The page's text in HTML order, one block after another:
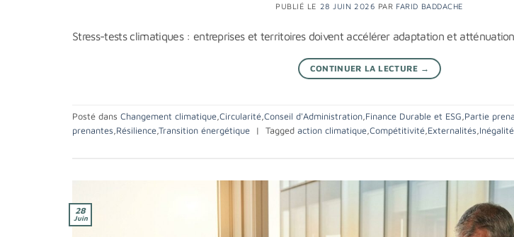
PUBLIÉ LE 28 JUIN 2026 PAR FARID BADDACHE
Stress-tests climatiques : entreprises et territoires doivent accélérer adaptation et
CONTINUER LA LECTURE →
Posté dans Changement climatique,Circularité,Conseil d'Administration,Finance Durable et ESG,Partie
prenantes,Résilience,Transition énergétique | Tagged action climatique,Compétitivité,Externalités,
28
Juin